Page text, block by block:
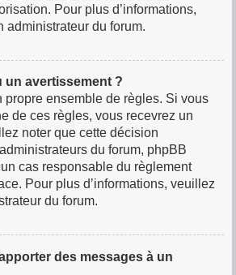
Pour plus d’informations,
administrateur du forum.
un avertissement ?
propre ensemble de règles. Si vous
de ces règles, vous recevrez un
noter que cette décision
du forum, phpBB
cas responsable du règlement
Pour plus d’informations, veuillez
du forum.
des messages à un